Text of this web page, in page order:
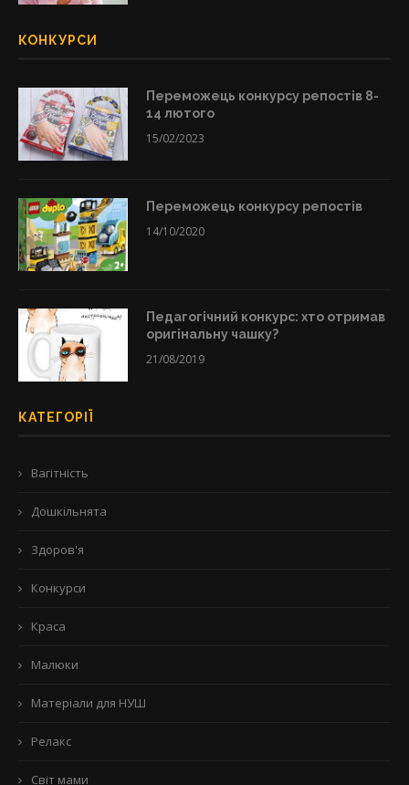
КОНКУРСИ
Переможець конкурсу репостів 8-
14 лютого
15/02/2023
Переможець конкурсу репостів
14/10/2020
Педагогічний конкурс: хто отримав
оригінальну чашку?
21/08/2019
КАТЕГОРІЇ
Вагітність
Дошкільнята
Здоров'я
Конкурси
Краса
Малюки
Матеріали для НУШ
Релакс
Світ мами